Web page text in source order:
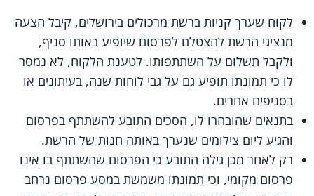
לקוח שערך קניות ברשת מרכולים בירושלים, קיבל הצעה
מנציגי הרשת להצטלם לפרסום שיופיע באותו סניף,
ולקבל תשלום על השתתפותו. לטענת הלקוח, לא נמסר
לו כי תמונתו תופיע גם על גבי לוחות שנה, בעיתונים או
בסניפים אחרים.
בתנאים שהובהרו לו, הסכים התובע להשתתף בפרסום
והגיע ליום צילומים שנערך באותה חנות של הרשת.
רק לאחר מכן גילה התובע כי הפרסום שהשתתף בו אינו
פרסום מקומי, וכי תמונתו משמשת במסע פרסום נרחב